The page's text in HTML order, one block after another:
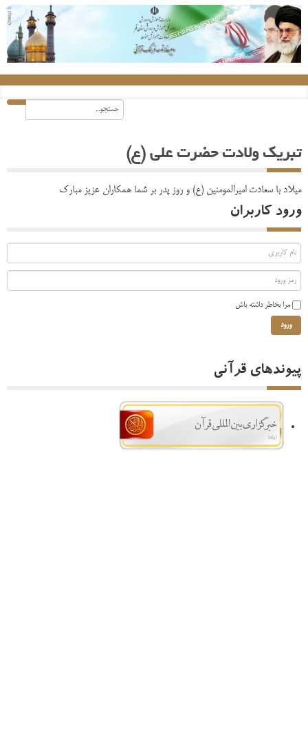
تبریک ولادت حضرت علی (ع)
میلاد با سعادت امیرالمومنین (ع) و روز پدر بر شما همکاران عزیز مبارک
ورود کاربران
مرا بخاطر داشته باش
ورود
پیوندهای قرآنی